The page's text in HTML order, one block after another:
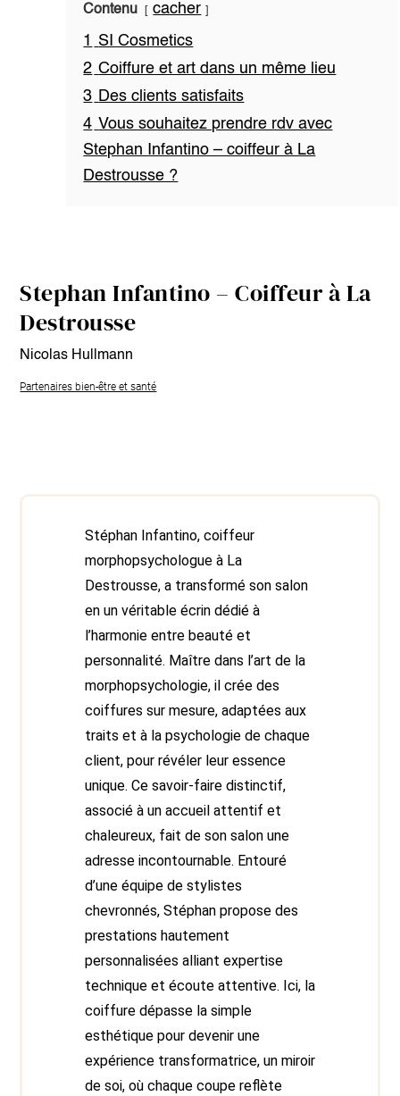
Contenu
cacher
1
SI Cosmetics
2 Coiffure et art dans un même lieu
3 Des clients satisfaits
4 Vous souhaitez prendre rdv avec
Stephan Infantino – coiffeur à La
Destrousse ?
Stephan Infantino – Coiffeur à La
Destrousse
Nicolas Hullmann
Partenaires bien-être et santé
Stéphan Infantino, coiffeur
morphopsychologue à La
Destrousse, a transformé son salon
en un véritable écrin dédié à
l’harmonie entre beauté et
personnalité. Maître dans l’art de la
morphopsychologie, il crée des
coiffures sur mesure, adaptées aux
traits et à la psychologie de chaque
client, pour révéler leur essence
unique. Ce savoir-faire distinctif,
associé à un accueil attentif et
chaleureux, fait de son salon une
adresse incontournable. Entouré
d’une équipe de stylistes
chevronnés, Stéphan propose des
prestations hautement
personnalisées alliant expertise
technique et écoute attentive. Ici, la
coiffure dépasse la simple
esthétique pour devenir une
expérience transformatrice, un miroir
de soi, où chaque coupe reflète